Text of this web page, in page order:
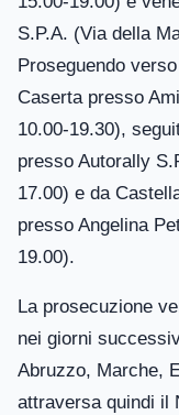
S.P.A. (Via della
Proseguendo
Caserta presso
10.00-19.30),
presso Autorally
17.00) e da
presso Angelina
19.00).
La prosecuzione
nei giorni
Abruzzo, Marche,
attraversa quindi il